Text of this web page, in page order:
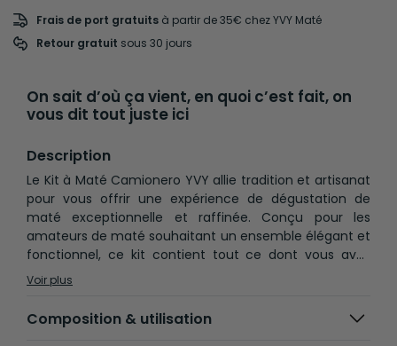
Frais de port gratuits à partir de 35€ chez YVY Maté
Retour gratuit sous 30 jours
On sait d’où ça vient, en quoi c’est fait, on
vous dit tout juste ici
Description
Le Kit à Maté Camionero YVY allie tradition et artisanat
pour vous offrir une expérience de dégustation de
maté exceptionnelle et raffinée. Conçu pour les
amateurs de maté souhaitant un ensemble élégant et
fonctionnel, ce kit contient tout ce dont vous avez
besoin pour savourer pleinement votre boisson
préférée.
En bonus, vous recevrez par mail un guide explicatif
Voir plus
Composition & utilisation